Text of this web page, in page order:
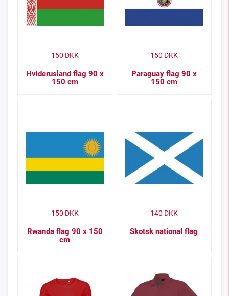
Hviderusland flag 90 x
150 cm
150 DKK
Paraguay flag 90 x
150 cm
150 DKK
Rwanda flag 90 x 150
cm
150 DKK
Skotsk national flag
140 DKK